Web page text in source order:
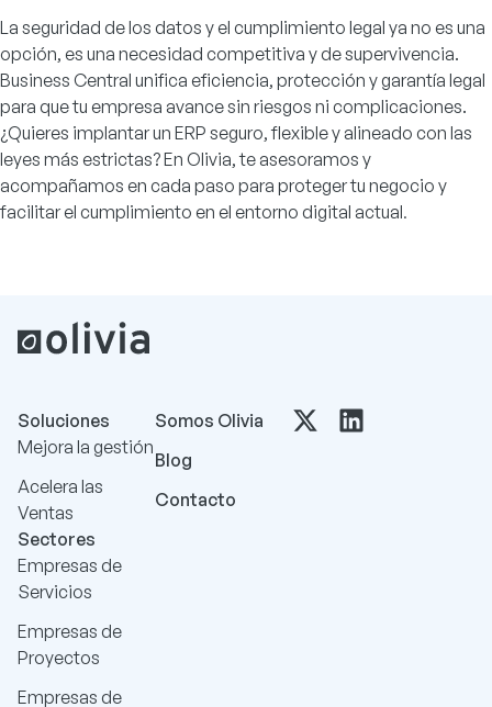
La seguridad de los datos y el cumplimiento legal ya no es una
opción, es una necesidad competitiva y de supervivencia.
Business Central unifica eficiencia, protección y garantía legal
para que tu empresa avance sin riesgos ni complicaciones.
¿Quieres implantar un ERP seguro, flexible y alineado con las
leyes más estrictas? En Olivia, te asesoramos y
acompañamos en cada paso para proteger tu negocio y
facilitar el cumplimiento en el entorno digital actual.
Soluciones
Mejora la gestión
Acelera las
Ventas
Sectores
Empresas de
Servicios
Empresas de
Proyectos
Empresas de
Somos Olivia
Blog
Contacto